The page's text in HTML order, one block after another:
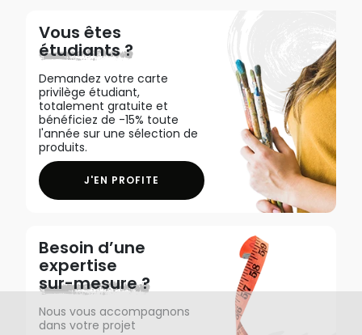
Vous êtes
étudiants ?
Demandez votre carte
privilège étudiant,
totalement gratuite et
bénéficiez de -15% toute
l'année sur une sélection de
produits.
J'EN PROFITE
Besoin d’une
expertise
sur-mesure ?
Nous vous accompagnons
dans votre projet